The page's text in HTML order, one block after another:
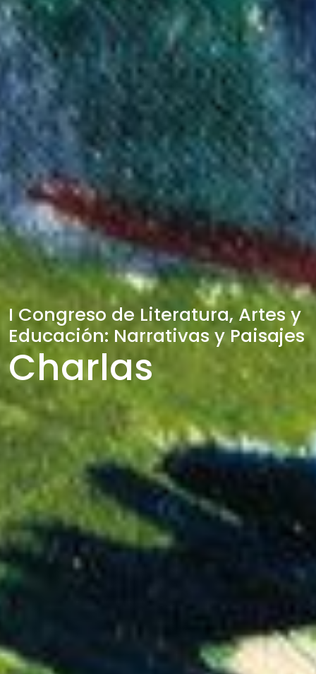
I Congreso de Literatura, Artes y
Educación: Narrativas y Paisajes
Charlas